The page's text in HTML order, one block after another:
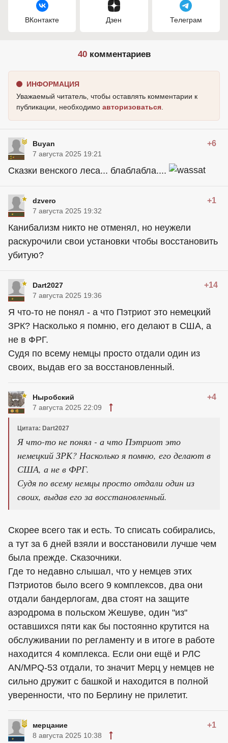
ВКонтакте Дзен Телеграм
40комментариев
ИНФОРМАЦИЯ
Уважаемый читатель, чтобы оставлять комментарии к
публикации, необходимо авторизоваться
Buyan +6
7 августа 2025 19:21
Сказки венского леса... блаблабла....
dzvero +1
7 августа 2025 19:32
Канибализм никто не отменял, но неужели
раскурочили свои установки чтобы восстановить
убитую?
Dart2027 +14
7 августа 2025 19:36
Я что-то не понял - а что Пэтриот это немецкий
ЗРК? Насколько я помню, его делают в США, а
не в ФРГ.
Судя по всему немцы просто отдали один из
своих, выдав его за восстановленный.
Ныробский +4
7 августа 2025 22:09
Цитата: Dart2027
Я что-то не понял - а что Пэтриот это
немецкий ЗРК? Насколько я помню, его делают в
США, а не в ФРГ.
Судя по всему немцы просто отдали один из
своих, выдав его за восстановленный.
Скорее всего так и есть. То списать собирались,
а тут за 6 дней взяли и восстановили лучше чем
была прежде. Сказочники.
Где то недавно слышал, что у немцев этих
Пэтриотов было всего 9 комплексов, два они
отдали бандерлогам, два стоят на защите
аэродрома в польском Жешуве, один "из"
оставшихся пяти как бы постоянно крутится на
обслуживании по регламенту и в итоге в работе
находится 4 комплекса. Если они ещё и РЛС
AN/MPQ-53 отдали, то значит Мерц у немцев не
сильно дружит с башкой и находится в полной
уверенности, что по Берлину не прилетит.
мерцание +1
8 августа 2025 10:38